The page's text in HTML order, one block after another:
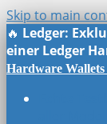
Skip to main
🔥 Ledger:
einer Ledger
Hardware Wallets